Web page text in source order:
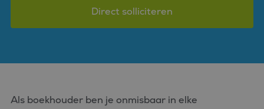
Direct solliciteren
Als boekhouder ben je onmisbaar in elke